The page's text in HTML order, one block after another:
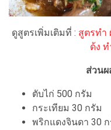
ดูสูตรเพิ่มเติมที่ : สูตรทำ
ด้ง
ส่วนผ
ตับไก่ 500 กรัม
กระเทียม 30 กรัม
พริกแดงจินดา 30